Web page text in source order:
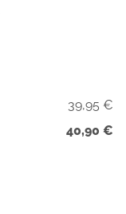
39,95 €
40,90 €